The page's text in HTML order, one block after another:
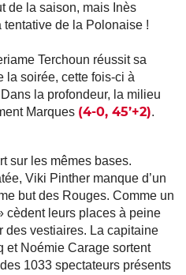
de la saison, mais Inès
tentative de la Polonaise !
Terchoun réussit sa
la soirée, cette fois-ci à
la profondeur, la milieu
Marques (4-0, 45’+2).
sur les mêmes bases.
Viki Pinther manque d’un
but des Rouges. Comme un
cèdent leurs places à peine
des vestiaires. La capitaine
et Noémie Carage sortent
1033 spectateurs présents